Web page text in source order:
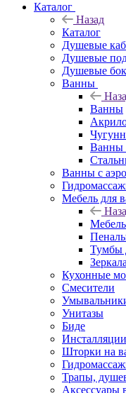
Каталог
Назад
Каталог
Душевые
Душевые
Душевые
Ванны
Ванны
Ванны
Ванны с
Мебель для
Тумбы
Кухонные
Смесители
Унитазы
Биде
Инсталляции
Шторки на
Трапы,
Аксессуары